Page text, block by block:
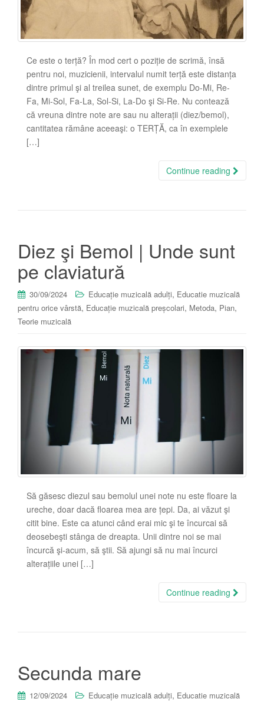
Ce este o terță? În mod cert o poziție de scrimă, însă
pentru noi, muzicienii, intervalul numit terță este distanța
dintre primul şi al treilea sunet, de exemplu Do-Mi, Re-
Fa, Mi-Sol, Fa-La, Sol-Si, La-Do şi Si-Re. Nu contează
că vreuna dintre note are sau nu alterații (diez/bemol),
cantitatea rămâne aceeaşi: o TERȚĂ, ca în exemplele
[…]
Continue reading
Diez şi Bemol | Unde sunt
pe claviatură
30/09/2024 Educație muzicală adulți, Educatie muzicală
pentru orice vârstă, Educație muzicală preșcolari, Metoda, Pian,
Teorie muzicală
Să găsesc diezul sau bemolul unei note nu este floare la
ureche, doar dacă floarea mea are țepi. Da, ai văzut şi
citit bine. Este ca atunci când erai mic şi te încurcai să
deosebeşti stânga de dreapta. Unii dintre noi se mai
încurcă şi-acum, să ştii. Să ajungi să nu mai încurci
alterațiile unei […]
Continue reading
Secunda mare
12/09/2024 Educație muzicală adulți, Educatie muzicală